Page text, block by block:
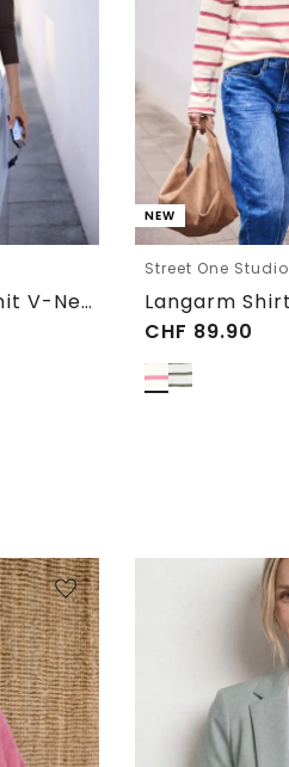
Langarm Shirt mit V-Neck und Spitze
NEW
Street One Studio
CHF 89.90